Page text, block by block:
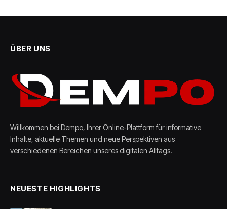
ÜBER UNS
Willkommen bei Dempo, Ihrer Online-Plattform für informative
Inhalte, aktuelle Themen und neue Perspektiven aus
verschiedenen Bereichen unseres digitalen Alltags.
NEUESTE HIGHLIGHTS